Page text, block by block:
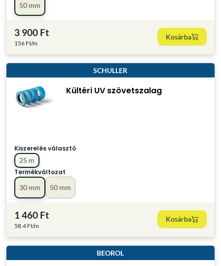
50 mm
3 900 Ft
156 Ft/m
Kosárba
SCHULLER
Kültéri UV szövetszalag
Kiszerelés választó
25 m
Termékváltozat
30 mm
50 mm
1 460 Ft
58.4 Ft/m
Kosárba
BEOROL